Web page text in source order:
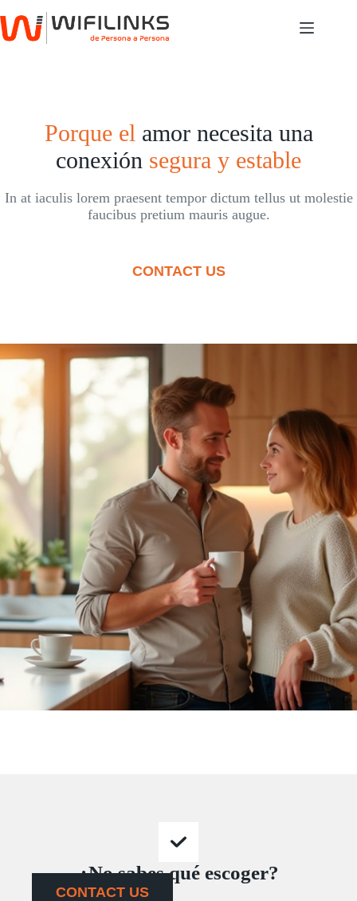
al
contenido
Porque el amor necesita una
conexión segura y estable
In at iaculis lorem praesent tempor dictum tellus ut molestie
faucibus pretium mauris augue.
CONTACT US
¿No sabes qué escoger?
CONTACT US